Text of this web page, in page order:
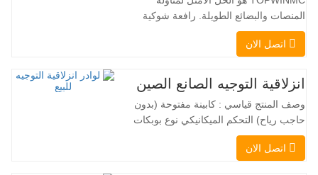
المنصات والبضائع الطويلة. رافعة شوكية
ثنائية الاستخدام، تجمع بين مزايا الرافعة
الشوكية والرافعة الجانبية. محركها الكهربائي
بزاوية 360 درجة، يُمكّنان من تغيير الاتجاه
بسلاسة دون انقطاع في تدفق الحمولة، مما
يجعل TOPWINMC…
اتصل الان
انزلاقية التوجيه الصانع الصين
وصف المنتج قياسي : كابينة مفتوحة (بدون
حاجب رياح) التحكم الميكانيكي نوع بوبكات
عقبة ومقرنة سريعة ||| مضخة هيدروليكية
Danfoss الأمريكية محرك إيتون الأمريكي
اتصل الان